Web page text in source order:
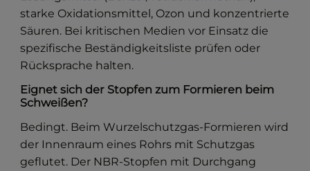
starke Oxidationsmittel, Ozon und konzentrierte
Säuren. Bei kritischen Medien vor Einsatz die
spezifische Beständigkeitsliste prüfen oder
Rücksprache halten.
Eignet sich der Stopfen zum Formieren beim
Schweißen?
Bedingt. Beim Wurzelschutzgas-Formieren wird
der Innenraum eines Rohrs mit Schutzgas
geflutet. Der NBR-Stopfen mit Durchgang